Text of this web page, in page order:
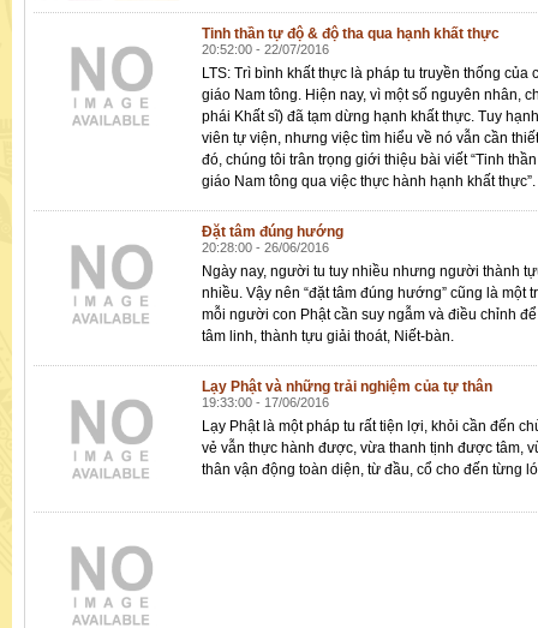
Tinh thần tự độ & độ tha qua hạnh khất thực
20:52:00 - 22/07/2016
LTS: Trì bình khất thực là pháp tu truyền thống
giáo Nam tông. Hiện nay, vì một số nguyên nhân,
phái Khất sĩ) đã tạm dừng hạnh khất thực. Tuy
viên tự viện, nhưng việc tìm hiểu về nó vẫn cần
đó, chúng tôi trân trọng giới thiệu bài viết “Tinh
giáo Nam tông qua việc thực hành hạnh khất thực”.
Đặt tâm đúng hướng
20:28:00 - 26/06/2016
Ngày nay, người tu tuy nhiều nhưng người thành
nhiều. Vậy nên “đặt tâm đúng hướng” cũng là một
mỗi người con Phật cần suy ngẫm và điều chỉnh
tâm linh, thành tựu giải thoát, Niết-bàn.
Lạy Phật và những trải nghiệm của tự thân
19:33:00 - 17/06/2016
Lạy Phật là một pháp tu rất tiện lợi, khỏi cần đến
vẻ vẫn thực hành được, vừa thanh tịnh được tâm,
thân vận động toàn diện, từ đầu, cổ cho đến từng